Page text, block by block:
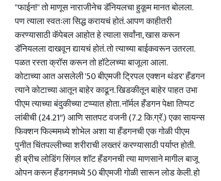
"फाईन!" तो माणूस नाराजीनेच डॅनियलचा हुकूम मानत बोलला.
पण त्याला स्वतःला सिद्ध करायचं होतं. आपण काहीतरी
करण्यासाठी कॅपेबल आहोत हे त्याला सर्वांना, खास करून
डॅनियलला दाखवून द्यायचं होतं. तो त्याच्या बाईकवरून उतरला.
पळत रस्ता क्रॉस करून तो हॉटेलच्या बाजूला आला.
कोटाच्या आत असलेली '50 बीएमजी ट्रिपल एक्शन थंडर' हँडगन
त्याने कोटाच्या आतून बाहेर काढून. खिडकीतून बाहेर पाहत उभा
पीएम त्याच्या बंदुकीच्या टप्प्यात होता. नॉर्मल हँडगन पेक्षा तिप्पट
लांबीची (24.21″) आणि सातपट वजनी (7.2 कि.ग्रॅ.) एका सायन्स
फिक्शन फिल्ममध्ये शोभेल अशा या हँडगनची एक गोळी पीएम
पुनीत चिंतपल्लीच्या शरीराची लख्तरं करण्यासाठी पर्याप्त होती.
ही ब्रीच लोडिंग सिंगल शॉट हँडगनची त्या माणसाने मागील बाजू
ओपन करून हँडगनमध्ये 50 बीएमजी गोळी सारून लोड केली. हो